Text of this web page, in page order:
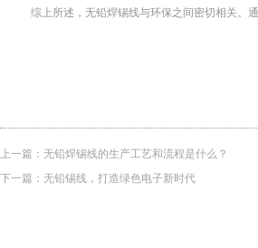
综上所述，无铅焊锡线与环保之间密切相关。通
上一篇： 无铅焊锡线的生产工艺和流程是什么？
下一篇： 无铅锡线，打造绿色电子新时代